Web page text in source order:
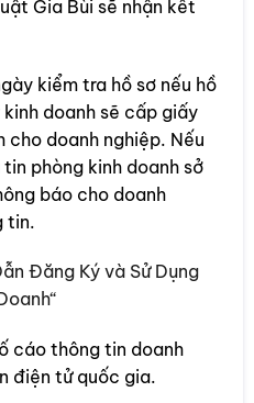
Gia Bùi sẽ nhận kết
kiểm tra hồ sơ nếu hồ
doanh sẽ cấp giấy
cho doanh nghiệp. Nếu
phòng kinh doanh sở
báo cho doanh
tin.
Đăng Ký và Sử Dụng
cáo thông tin doanh
điện tử quốc gia.